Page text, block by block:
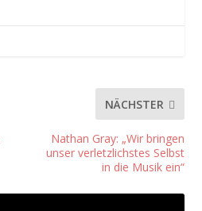
NÄCHSTER
Nathan Gray: „Wir bringen
unser verletzlichstes Selbst
in die Musik ein“